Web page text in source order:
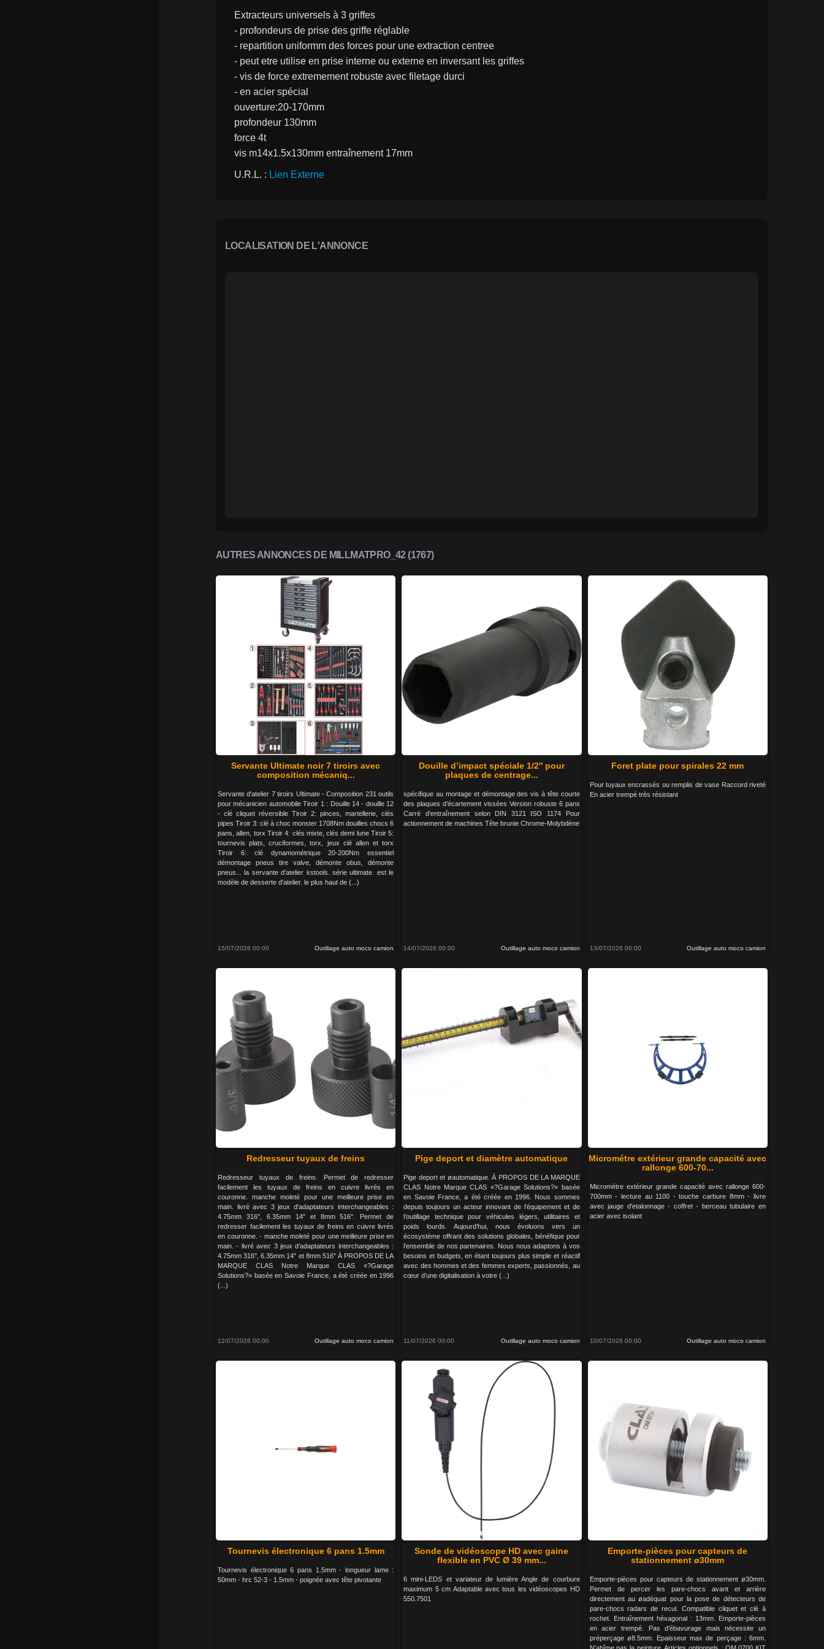
Extracteurs universels à 3 griffes
- profondeurs de prise des griffe réglable
- repartition uniformm des forces pour une extraction centree
- peut etre utilise en prise interne ou externe en inversant les griffes
- vis de force extremement robuste avec filetage durci
- en acier spécial
ouverture:20-170mm
profondeur 130mm
force 4t
vis m14x1.5x130mm entraînement 17mm
U.R.L. : Lien Externe
LOCALISATION DE L'ANNONCE
AUTRES ANNONCES DE MILLMATPRO_42 (1767)
Servante Ultimate noir 7 tiroirs avec
composition mécaniq...
Servante d'atelier 7 tiroirs Ultimate - Composition 231 outils
pour mécanicien automobile Tiroir 1 : Douille 14 - douille 12
- clé cliquet réversible Tiroir 2: pinces, martellerie, clés
pipes Tiroir 3: clé à choc monster 1708Nm douilles chocs 6
pans, allen, torx Tiroir 4: clés mixte, clés demi lune Tiroir 5:
tournevis plats, cruciformes, torx, jeux clé allen et torx
Tiroir 6: clé dynamométrique 20-200Nm essentiel
démontage pneus tire valve, démonte obus, démonte
pneus... la servante d'atelier kstools. série ultimate. est le
modèle de desserte d'atelier. le plus haut de (...)
15/07/2026 00:00 Outillage auto moco camion
Douille d’impact spéciale 1/2'' pour
plaques de centrage...
spécifique au montage et démontage des vis à tête courte
des plaques d’écartement vissées Version robuste 6 pans
Carré d’entraînement selon DIN 3121 ISO 1174 Pour
actionnement de machines Tête brunie Chrome-Molybdène
14/07/2026 00:00 Outillage auto moco camion
Foret plate pour spirales 22 mm
Pour tuyaux encrassés ou remplis de vase Raccord riveté
En acier trempé très résistant
13/07/2026 00:00 Outillage auto moco camion
Redresseur tuyaux de freins
Redresseur tuyaux de freins. Permet de redresser
facilement les tuyaux de freins en cuivre livrés en
couronne. manche moleté pour une meilleure prise en
main. livré avec 3 jeux d'adaptateurs interchangeables :
4.75mm 316", 6.35mm 14" et 8mm 516". Permet de
redresser facilement les tuyaux de freins en cuivre livrés
en couronne. - manche moleté pour une meilleure prise en
main. - livré avec 3 jeux d’adaptateurs interchangeables :
4.75mm 316", 6.35mm 14" et 8mm 516" À PROPOS DE LA
MARQUE CLAS Notre Marque CLAS «?Garage
Solutions?» basée en Savoie France, a été créée en 1996
(...)
12/07/2026 00:00 Outillage auto moco camion
Pige deport et diamètre automatique
Pige deport et øautomatique. À PROPOS DE LA MARQUE
CLAS Notre Marque CLAS «?Garage Solutions?» basée
en Savoie France, a été créée en 1996. Nous sommes
depuis toujours un acteur innovant de l’équipement et de
l’outillage technique pour véhicules légers, utilitaires et
poids lourds. Aujourd’hui, nous évoluons vers un
écosystème offrant des solutions globales, bénéfique pour
l’ensemble de nos partenaires. Nous nous adaptons à vos
besoins et budgets, en étant toujours plus simple et réactif
avec des hommes et des femmes experts, passionnés, au
cœur d’une digitalisation à votre (...)
11/07/2026 00:00 Outillage auto moco camion
Micrométre extérieur grande capacité avec
rallonge 600-70...
Micrométre extérieur grande capacité avec rallonge 600-
700mm - lecture au 1100 - touche carbure 8mm - livre
avec jauge d'etalonnage - coffret - berceau tubulaire en
acier avec isolant
10/07/2026 00:00 Outillage auto moco camion
Tournevis électronique 6 pans 1.5mm
Tournevis électronique 6 pans 1.5mm - longueur lame :
50mm - hrc 52-3 - 1.5mm - poignée avec tête pivotante
Sonde de vidéoscope HD avec gaine
flexible en PVC Ø 39 mm...
6 mini-LEDS et variateur de lumière Angle de courbure
maximum 5 cm Adaptable avec tous les vidéoscopes HD
550.7501
Emporte-pièces pour capteurs de
stationnement ø30mm
Emporte-pièces pour capteurs de stationnement ø30mm.
Permet de percer les pare-chocs avant et arrière
directement au øadéquat pour la pose de détecteurs de
pare-chocs radars de recul. Compatible cliquet et clé à
rochet. Entraînement héxagonal : 13mm. Emporte-pièces
en acier trempé. Pas d'ébavurage mais nécessite un
préperçage ø8.5mm. Epaisseur max de perçage : 6mm.